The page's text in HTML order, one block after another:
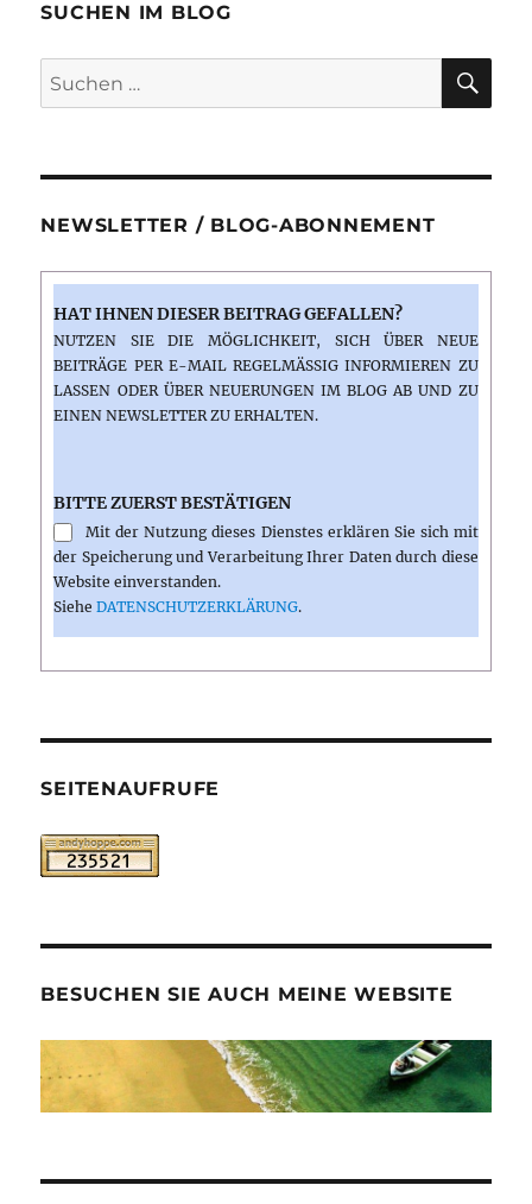
SUCHEN IM BLOG
Suchen
nach:
NEWSLETTER / BLOG-ABONNEMENT
HAT IHNEN DIESER BEITRAG GEFALLEN?
NUTZEN SIE DIE MÖGLICHKEIT, SICH ÜBER NEUE
BEITRÄGE PER E-MAIL REGELMÄSSIG INFORMIEREN ZU L
ASSEN ODER ÜBER NEUERUNGEN IM BLOG AB UND ZU E
INEN NEWSLETTER ZU ERHALTEN.
BITTE ZUERST BESTÄTIGEN
Mit der Nutzung dieses Dienstes erklären Sie sich mit
der Speicherung und Verarbeitung Ihrer Daten durch diese
Website einverstanden.
SieheDATENSCHUTZERKLÄRUNG.
SEITENAUFRUFE
BESUCHEN SIE AUCH MEINE WEBSITE